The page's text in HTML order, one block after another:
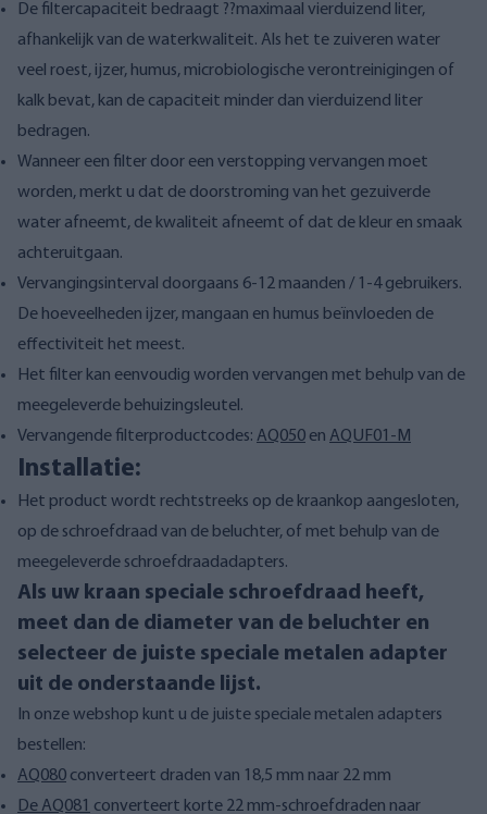
De filtercapaciteit bedraagt ??maximaal vierduizend liter,
afhankelijk van de waterkwaliteit. Als het te zuiveren water
veel roest, ijzer, humus, microbiologische verontreinigingen of
kalk bevat, kan de capaciteit minder dan vierduizend liter
bedragen.
Wanneer een filter door een verstopping vervangen moet
worden, merkt u dat de doorstroming van het gezuiverde
water afneemt, de kwaliteit afneemt of dat de kleur en smaak
achteruitgaan.
Vervangingsinterval doorgaans 6-12 maanden / 1-4 gebruikers.
De hoeveelheden ijzer, mangaan en humus beïnvloeden de
effectiviteit het meest.
Het filter kan eenvoudig worden vervangen met behulp van de
meegeleverde behuizingsleutel.
Vervangende filterproductcodes: AQ050 en AQUF01-M
Installatie:
Het product wordt rechtstreeks op de kraankop aangesloten,
op de schroefdraad van de beluchter, of met behulp van de
meegeleverde schroefdraadadapters.
Als uw kraan speciale schroefdraad heeft,
meet dan de diameter van de beluchter en
selecteer de juiste speciale metalen adapter
uit de onderstaande lijst.
In onze webshop kunt u de juiste speciale metalen adapters
bestellen:
AQ080 converteert draden van 18,5 mm naar 22 mm
De AQ081 converteert korte 22 mm-schroefdraden naar